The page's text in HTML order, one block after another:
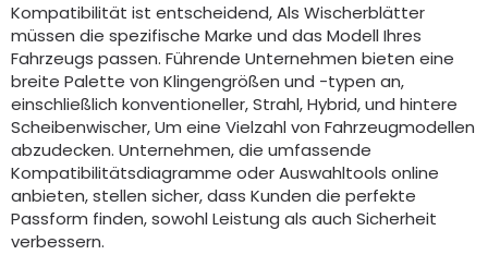
Kompatibilität ist entscheidend, Als Wischerblätter
müssen die spezifische Marke und das Modell Ihres
Fahrzeugs passen. Führende Unternehmen bieten eine
breite Palette von Klingengrößen und -typen an,
einschließlich konventioneller, Strahl, Hybrid, und hintere
Scheibenwischer, Um eine Vielzahl von Fahrzeugmodellen
abzudecken. Unternehmen, die umfassende
Kompatibilitätsdiagramme oder Auswahltools online
anbieten, stellen sicher, dass Kunden die perfekte
Passform finden, sowohl Leistung als auch Sicherheit
verbessern.